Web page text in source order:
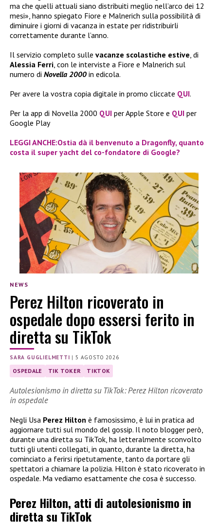
ma che quelli attuali siano distribuiti meglio nell’arco dei 12
mesi», hanno spiegato Fiore e Malnerich sulla possibilità di
diminuire i giorni di vacanza in estate per ridistribuirli
correttamente durante l’anno.
Il servizio completo sulle vacanze scolastiche estive , di
Alessia Ferri , con le interviste a Fiore e Malnerich sul
numero di Novella 2000 in edicola.
Per avere la vostra copia digitale in promo cliccate QUI.
Per la app di Novella 2000 QUI per Apple Store e QUI per
Google Play
LEGGI ANCHE:Ostia dà il benvenuto a Dragonfly, quanto
costa il super yacht del co-fondatore di Google?
NEWS
Perez Hilton ricoverato in
ospedale dopo essersi ferito in
diretta su TikTok
SARA GUGLIELMETTI |5 AGOSTO 2026
OSPEDALE TIK TOKER TIKTOK
Autolesionismo in diretta su TikTok: Perez Hilton ricoverato
in ospedale
Negli Usa Perez Hilton è famosissimo, è lui in pratica ad
aggiornare tutti sul mondo del gossip. Il noto blogger però,
durante una diretta su TikTok, ha letteralmente sconvolto
tutti gli utenti collegati, in quanto, durante la diretta, ha
cominciato a ferirsi ripetutamente, tanto da portare gli
spettatori a chiamare la polizia. Hilton è stato ricoverato in
ospedale. Ma vediamo esattamente che cosa è successo.
Perez Hilton, atti di autolesionismo in
diretta su TikTok